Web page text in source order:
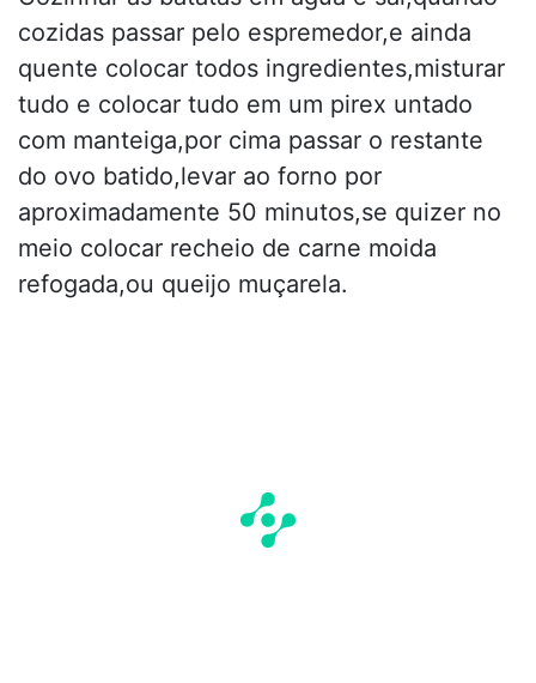
cozidas passar pelo espremedor,e ainda
quente colocar todos ingredientes,misturar
tudo e colocar tudo em um pirex untado
com manteiga,por cima passar o restante
do ovo batido,levar ao forno por
aproximadamente 50 minutos,se quizer no
meio colocar recheio de carne moida
refogada,ou queijo muçarela.